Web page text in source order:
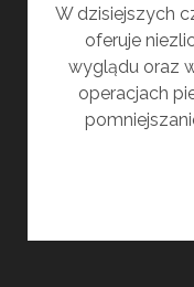
W dzisiejszych
oferuje
wyglądu oraz
operacjach